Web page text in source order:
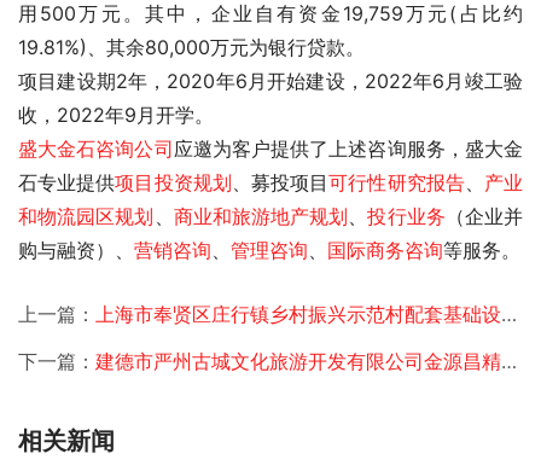
用500万元。其中，企业自有资金19,759万元(占比约
19.81%)、其余80,000万元为银行贷款。
项目建设期2年，2020年6月开始建设，2022年6月竣工验
收，2022年9月开学。
盛大金石咨询公司应邀为客户提供了上述咨询服务，盛大金
石专业提供项目投资规划、募投项目可行性研究报告、 产业
和物流园区规划 、 商业和旅游地产规划、投行业务 （企业并
购与融资）、 营销咨询、 管理咨询、 国际商务咨询等服务。
上一篇： 上海市奉贤区庄行镇乡村振兴示范村配套基础设施建设项目可研
下一篇： 建德市严州古城文化旅游开发有限公司金源昌精品民宿可研
相关新闻